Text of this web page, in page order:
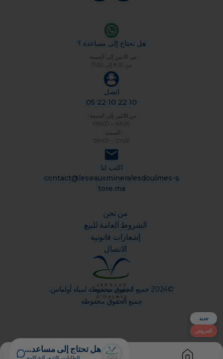
جديد
العروض
هل تحتاج إلى مساعدة ؟
من الاثنين إلى الجمعة :
من 8:30 إلى 17:00
اتصل
05 22 10 22 10
من الاثنين إلى الجمعة :
09h00 – 16h30
السبت :
09h00 – 12h00
اكتب لنا
contact@leseauxmineralesdoulmes-s
tore.ma
©2024 جميع الحقوق محفوظة لمياه أولماس.
جميع الحقوق محفوظة
من نحن
الشروط العامة للبيع
إشعارات قانونية
الاتصال
هل تحتاج إلى مساعدة؟